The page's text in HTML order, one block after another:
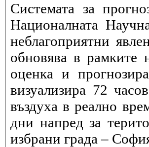
Системата за
Националната
неблагоприятни
обновява в
оценка и
визуализира 72
въздуха в реално
дни напред за
избрани града –